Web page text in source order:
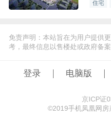
住宅
免责声明：本站旨在为用户提供
考，最终信息以售楼处或政府备案
登录 电脑版
京ICP证
©️2019手机凤凰网